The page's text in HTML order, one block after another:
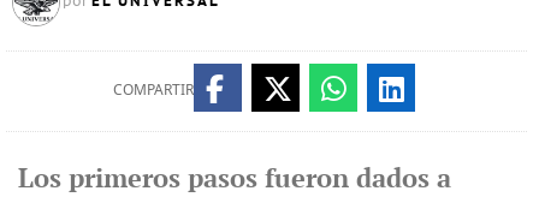
COMPARTIR
Los primeros pasos fueron dados a